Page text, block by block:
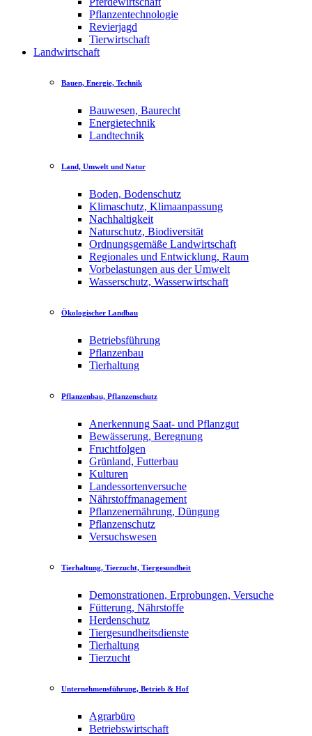
Pflanzentechnologie
Revierjagd
Tierwirtschaft
Landwirtschaft
Bauen, Energie, Technik
Bauwesen, Baurecht
Energietechnik
Landtechnik
Land, Umwelt und Natur
Boden, Bodenschutz
Klimaschutz, Klimaanpassung
Nachhaltigkeit
Naturschutz, Biodiversität
Ordnungsgemäße Landwirtschaft
Regionales und Entwicklung, Raum
Vorbelastungen aus der Umwelt
Wasserschutz, Wasserwirtschaft
Ökologischer Landbau
Betriebsführung
Pflanzenbau
Tierhaltung
Pflanzenbau, Pflanzenschutz
Anerkennung Saat- und Pflanzgut
Bewässerung, Beregnung
Fruchtfolgen
Grünland, Futterbau
Kulturen
Landessortenversuche
Nährstoffmanagement
Pflanzenernährung, Düngung
Pflanzenschutz
Versuchswesen
Tierhaltung, Tierzucht, Tiergesundheit
Demonstrationen, Erprobungen, Versuche
Fütterung, Nährstoffe
Herdenschutz
Tiergesundheitsdienste
Tierhaltung
Tierzucht
Unternehmensführung, Betrieb & Hof
Agrarbüro
Betriebswirtschaft